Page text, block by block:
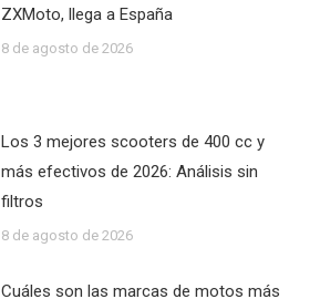
ZXMoto, llega a España
8 de agosto de 2026
Los 3 mejores scooters de 400 cc y
más efectivos de 2026: Análisis sin
filtros
8 de agosto de 2026
Cuáles son las marcas de motos más